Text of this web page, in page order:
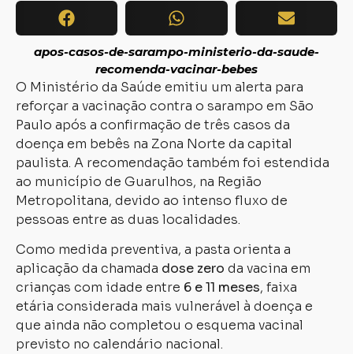
apos-casos-de-sarampo-ministerio-da-saude-
recomenda-vacinar-bebes
O Ministério da Saúde emitiu um alerta para
reforçar a vacinação contra o sarampo em São
Paulo após a confirmação de três casos da
doença em bebês na Zona Norte da capital
paulista. A recomendação também foi estendida
ao município de Guarulhos, na Região
Metropolitana, devido ao intenso fluxo de
pessoas entre as duas localidades.
Como medida preventiva, a pasta orienta a
aplicação da chamada dose zero da vacina em
crianças com idade entre 6 e 11 meses, faixa
etária considerada mais vulnerável à doença e
que ainda não completou o esquema vacinal
previsto no calendário nacional.